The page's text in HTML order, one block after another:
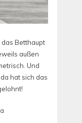
Betthaupt
außen
Und
hat sich das